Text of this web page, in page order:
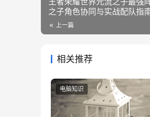
之子角色协同与实战配队指
上一篇
相关推荐
电脑知识